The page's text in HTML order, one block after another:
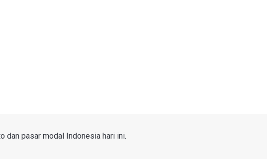
dan pasar modal Indonesia hari ini.